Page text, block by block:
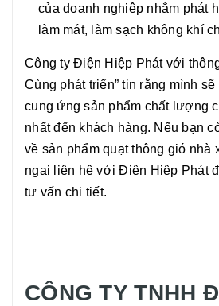
của doanh nghiệp nhằm phát
làm mát, làm sạch không khí
Công ty Điện Hiệp Phát với
Cùng phát triển” tin rằng mình
cung ứng sản phẩm chất lượng
nhất đến khách hàng. Nếu bạn
về sản phẩm quạt thông gió nhà
ngại liên hệ với Điện Hiệp Phát
tư vấn chi tiết.
CÔNG TY TNHH